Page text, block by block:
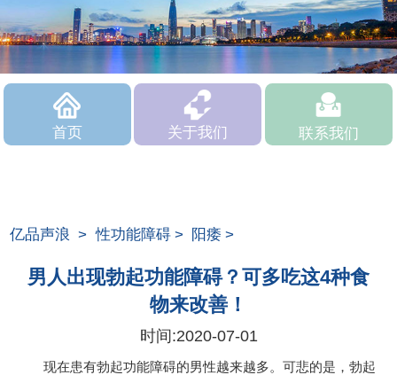
首页 关于我们 联系我们
亿品声浪 > 性功能障碍 > 阳痿 >
男人出现勃起功能障碍？可多吃这4种食
物来改善！
时间:2020-07-01
现在患有勃起功能障碍的男性越来越多。可悲的是，勃起